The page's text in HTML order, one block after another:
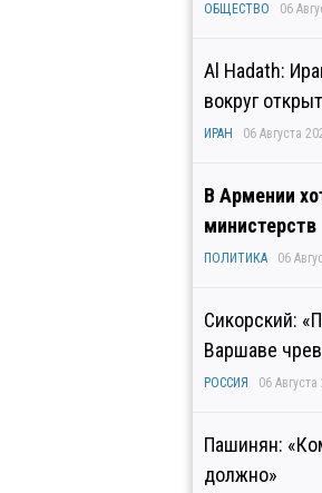
ОБЩЕСТВО 06
Al Hadath:
вокруг
ИРАН 06 Августа
В Армении
министерств
ПОЛИТИКА 06
Сикорский:
Варшаве
РОССИЯ 06 Августа
Пашинян:
должно»